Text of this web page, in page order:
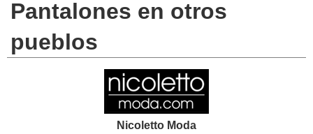
Pantalones en otros
pueblos
Nicoletto Moda